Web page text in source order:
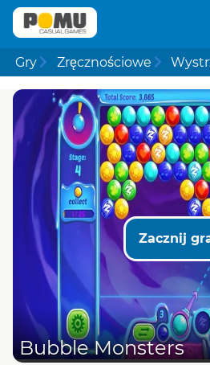
Gry Zręcznościowe
Zacznij
Bubble Monsters